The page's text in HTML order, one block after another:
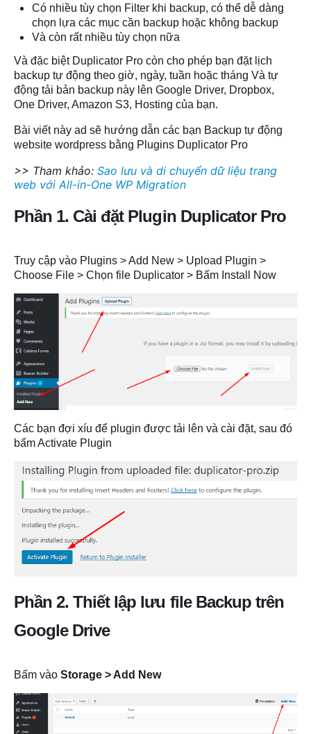
Có nhiều tùy chọn Filter khi backup, có thể dễ dàng
chọn lựa các mục cần backup hoặc không backup
Và còn rất nhiều tùy chọn nữa
Và đặc biệt Duplicator Pro còn cho phép bạn đặt lịch
backup tự động theo giờ, ngày, tuần hoặc tháng Và tự
động tải bản backup này lên Google Driver, Dropbox,
One Driver, Amazon S3, Hosting của bạn.
Bài viết này ad sẽ hướng dẫn các bạn Backup tự động
website wordpress bằng Plugins Duplicator Pro
>> Tham khảo: Sao lưu và di chuyển dữ liệu trang
web với All-in-One WP Migration
Phần 1. Cài đặt Plugin Duplicator Pro
Truy cập vào Plugins > Add New > Upload Plugin >
Choose File > Chọn file Duplicator > Bấm Install Now
Các bạn đợi xíu để plugin được tải lên và cài đặt, sau đó
bấm Activate Plugin
Phần 2. Thiết lập lưu file Backup trên
Google Drive
Bấm vào Storage > Add New